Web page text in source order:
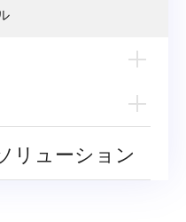
開く
の変更
リューション